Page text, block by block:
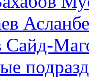
Сайд-